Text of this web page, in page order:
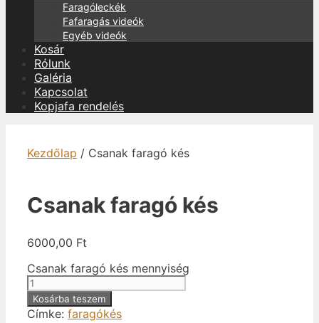
Faragóleckék
Fafaragás videók
Egyéb videók
Kosár
Rólunk
Galéria
Kapcsolat
Kopjafa rendelés
Kezdőlap / Csanak faragó kés
Csanak faragó kés
6000,00 Ft
Csanak faragó kés mennyiség
Kosárba teszem
Címke: faragókés